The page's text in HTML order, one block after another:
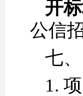
开
公信
七、
1.